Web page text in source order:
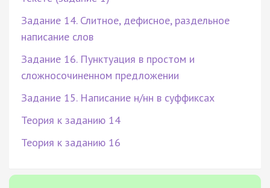
Задание 14. Слитное, дефисное, раздельное
написание слов
Задание 16. Пунктуация в простом и
сложносочиненном предложении
Задание 15. Написание н/нн в суффиксах
Теория к заданию 14
Теория к заданию 16